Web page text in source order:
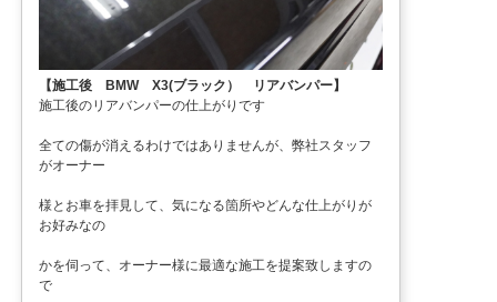
【施工後 BMW X3(ブラック） リアバンパー】
施工後のリアバンパーの仕上がりです
全ての傷が消えるわけではありませんが、弊社スタッフ
がオーナー
様とお車を拝見して、気になる箇所やどんな仕上がりが
お好みなの
かを伺って、オーナー様に最適な施工を提案致しますの
で